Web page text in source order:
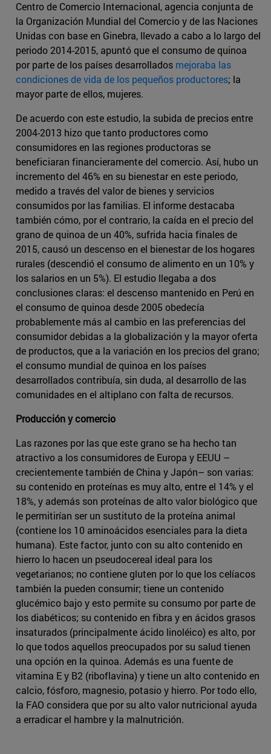
Centro de Comercio Internacional, agencia conjunta de
la Organización Mundial del Comercio y de las Naciones
Unidas con base en Ginebra, llevado a cabo a lo largo del
periodo 2014-2015, apuntó que el consumo de quinoa
por parte de los países desarrollados mejoraba las
condiciones de vida de los pequeños productores; la
mayor parte de ellos, mujeres.
De acuerdo con este estudio, la subida de precios entre
2004-2013 hizo que tanto productores como
consumidores en las regiones productoras se
beneficiaran financieramente del comercio. Así, hubo un
incremento del 46% en su bienestar en este periodo,
medido a través del valor de bienes y servicios
consumidos por las familias. El informe destacaba
también cómo, por el contrario, la caída en el precio del
grano de quinoa de un 40%, sufrida hacia finales de
2015, causó un descenso en el bienestar de los hogares
rurales (descendió el consumo de alimento en un 10% y
los salarios en un 5%). El estudio llegaba a dos
conclusiones claras: el descenso mantenido en Perú en
el consumo de quinoa desde 2005 obedecía
probablemente más al cambio en las preferencias del
consumidor debidas a la globalización y la mayor oferta
de productos, que a la variación en los precios del grano;
el consumo mundial de quinoa en los países
desarrollados contribuía, sin duda, al desarrollo de las
comunidades en el altiplano con falta de recursos.
Producción y comercio
Las razones por las que este grano se ha hecho tan
atractivo a los consumidores de Europa y EEUU –
crecientemente también de China y Japón– son varias:
su contenido en proteínas es muy alto, entre el 14% y el
18%, y además son proteínas de alto valor biológico que
le permitirían ser un sustituto de la proteína animal
(contiene los 10 aminoácidos esenciales para la dieta
humana). Este factor, junto con su alto contenido en
hierro lo hacen un pseudocereal ideal para los
vegetarianos; no contiene gluten por lo que los celíacos
también la pueden consumir; tiene un contenido
glucémico bajo y esto permite su consumo por parte de
los diabéticos; su contenido en fibra y en ácidos grasos
insaturados (principalmente ácido linoléico) es alto, por
lo que todos aquellos preocupados por su salud tienen
una opción en la quinoa. Además es una fuente de
vitamina E y B2 (riboflavina) y tiene un alto contenido en
calcio, fósforo, magnesio, potasio y hierro. Por todo ello,
la FAO considera que por su alto valor nutricional ayuda
a erradicar el hambre y la malnutrición.